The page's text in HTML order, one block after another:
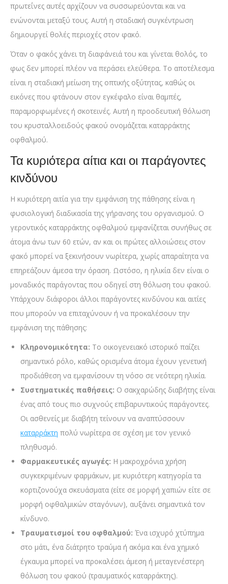
πρωτεΐνες αυτές αρχίζουν να συσσωρεύονται και να
ενώνονται μεταξύ τους. Αυτή η σταδιακή συγκέντρωση
δημιουργεί θολές περιοχές στον φακό.
Όταν ο φακός χάνει τη διαφάνειά του και γίνεται θολός, το
φως δεν μπορεί πλέον να περάσει ελεύθερα. Το αποτέλεσμα
είναι η σταδιακή μείωση της οπτικής οξύτητας, καθώς οι
εικόνες που φτάνουν στον εγκέφαλο είναι θαμπές,
παραμορφωμένες ή σκοτεινές. Αυτή η προοδευτική θόλωση
του κρυσταλλοειδούς φακού ονομάζεται καταρράκτης
οφθαλμού.
Τα κυριότερα αίτια και οι παράγοντες
κινδύνου
Η κυριότερη αιτία για την εμφάνιση της πάθησης είναι η
φυσιολογική διαδικασία της γήρανσης του οργανισμού. Ο
γεροντικός καταρράκτης οφθαλμού εμφανίζεται συνήθως σε
άτομα άνω των 60 ετών, αν και οι πρώτες αλλοιώσεις στον
φακό μπορεί να ξεκινήσουν νωρίτερα, χωρίς απαραίτητα να
επηρεάζουν άμεσα την όραση. Ωστόσο, η ηλικία δεν είναι ο
μοναδικός παράγοντας που οδηγεί στη θόλωση του φακού.
Υπάρχουν διάφοροι άλλοι παράγοντες κινδύνου και αιτίες
που μπορούν να επιταχύνουν ή να προκαλέσουν την
εμφάνιση της πάθησης:
Κληρονομικότητα: Το οικογενειακό ιστορικό παίζει
σημαντικό ρόλο, καθώς ορισμένα άτομα έχουν γενετική
προδιάθεση να εμφανίσουν τη νόσο σε νεότερη ηλικία.
Συστηματικές παθήσεις: Ο σακχαρώδης διαβήτης είναι
ένας από τους πιο συχνούς επιβαρυντικούς παράγοντες.
Οι ασθενείς με διαβήτη τείνουν να αναπτύσσουν
καταρράκτη πολύ νωρίτερα σε σχέση με τον γενικό
πληθυσμό.
Φαρμακευτικές αγωγές: Η μακροχρόνια χρήση
συγκεκριμένων φαρμάκων, με κυριότερη κατηγορία τα
κορτιζονούχα σκευάσματα (είτε σε μορφή χαπιών είτε σε
μορφή οφθαλμικών σταγόνων), αυξάνει σημαντικά τον
κίνδυνο.
Τραυματισμοί του οφθαλμού: Ένα ισχυρό χτύπημα
στο μάτι, ένα διάτρητο τραύμα ή ακόμα και ένα χημικό
έγκαυμα μπορεί να προκαλέσει άμεση ή μεταγενέστερη
θόλωση του φακού (τραυματικός καταρράκτης).